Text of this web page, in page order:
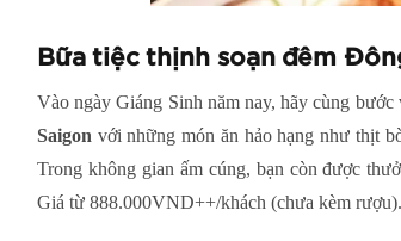
Bữa tiệc thịnh soạn đêm
Vào ngày Giáng Sinh năm nay, hãy cùng
Saigon với những món ăn hảo hạng như thịt
Trong không gian ấm cúng, bạn còn được
Giá từ 888.000VND++/khách (chưa kèm rượu).